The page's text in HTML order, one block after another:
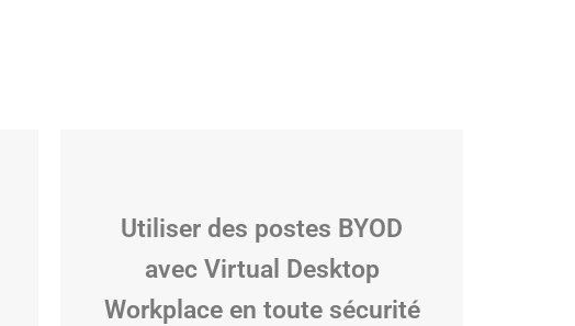
Utiliser des postes BYOD
avec Virtual Desktop
Workplace en toute sécurité